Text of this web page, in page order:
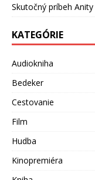
Skutočný príbeh Anity
KATEGÓRIE
Audiokniha
Bedeker
Cestovanie
Film
Hudba
Kinopremiéra